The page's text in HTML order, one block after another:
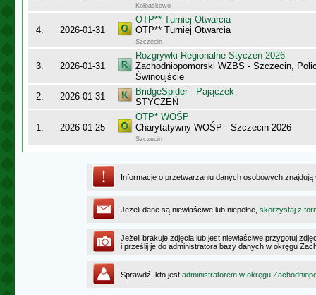
Kołbaskowo
4. 2026-01-31
OTP** Turniej Otwarcia
OTP** Turniej Otwarcia
Szczecin
3. 2026-01-31
Rozgrywki Regionalne Styczeń 2026
Zachodniopomorski WZBS - Szczecin,
Świnoujście
2.
2026-01-31
BridgeSpider - Pajączek
STYCZEŃ
1. 2026-01-25
OTP* WOŚP
Charytatywny WOŚP - Szczecin 2026
Szczecin
Informacje o przetwarzaniu danych osobowych
Jeżeli dane są niewłaściwe lub niepełne, skorzystaj z
Jeżeli brakuje zdjęcia lub jest niewłaściwe przygotuj
i prześlij je do administratora bazy danych w okręgu
Sprawdź, kto jest administratorem w okręgu